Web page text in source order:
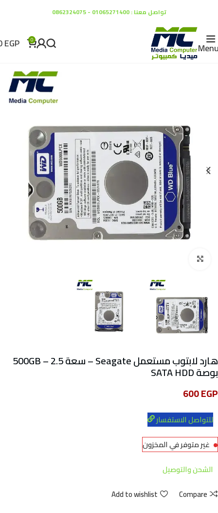
تواصل معنا : 01065271400 - 0862324075
0
EGP
هارد لابتوب مستعمل Seagate – سعة 500GB – 2.5
بوصة SATA HDD
600EGP
للتواصل الاستفسار
غير متوفر في المخزون
الشحن والتوصيل
Compare
Add to wishlist